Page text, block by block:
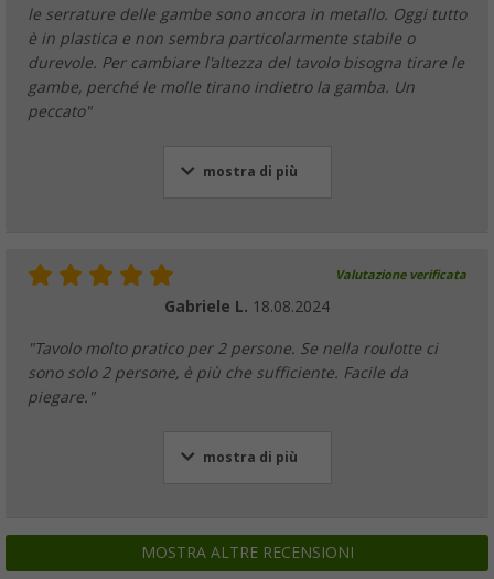
le serrature delle gambe sono ancora in metallo. Oggi tutto
è in plastica e non sembra particolarmente stabile o
durevole. Per cambiare l'altezza del tavolo bisogna tirare le
gambe, perché le molle tirano indietro la gamba. Un
peccato"
mostra di più
Valutazione verificata
Gabriele L. 18.08.2024
"Tavolo molto pratico per 2 persone. Se nella roulotte ci
sono solo 2 persone, è più che sufficiente. Facile da
piegare."
mostra di più
MOSTRA ALTRE RECENSIONI